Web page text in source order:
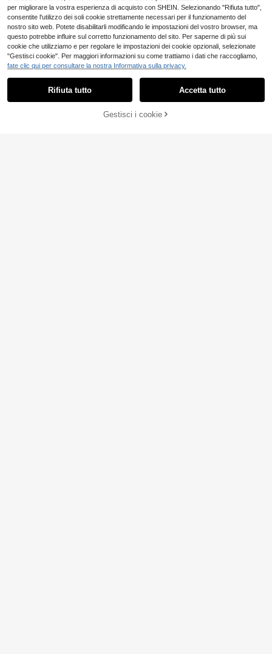
AGGIUNGI AL CARRELLO
per migliorare la vostra esperienza di acquisto con SHEIN. Selezionando "Rifiuta tutto",
consentite l'utilizzo dei soli cookie strettamente necessari per il funzionamento del
nostro sito web. Potete disabilitarli modificando le impostazioni del vostro browser, ma
questo potrebbe influire sul corretto funzionamento del sito. Per saperne di più sui
cookie che utilizziamo e per regolare le impostazioni dei cookie opzionali, selezionate
"Gestisci cookie". Per maggiori informazioni su come trattiamo i dati che raccogliamo,
fate clic qui per consultare la nostra Informativa sulla privacy.
Rifiuta tutto Accetta tutto
Gestisci i cookie